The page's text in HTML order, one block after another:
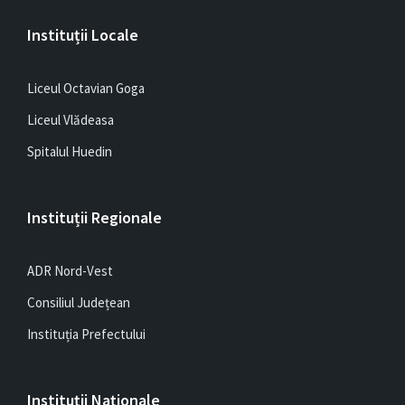
Instituții Locale
Liceul Octavian Goga
Liceul Vlădeasa
Spitalul Huedin
Instituții Regionale
ADR Nord-Vest
Consiliul Județean
Instituția Prefectului
Instituții Naționale